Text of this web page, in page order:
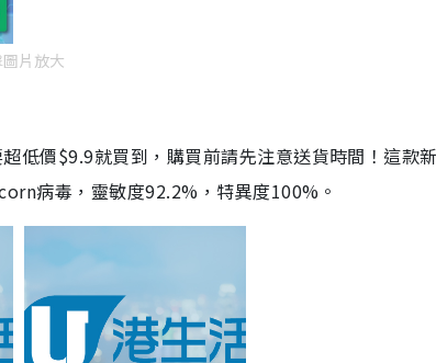
片放大
低價$9.9就買到，購買前請先注意送貨時間！這款
病毒，靈敏度92.2%，特異度100%。